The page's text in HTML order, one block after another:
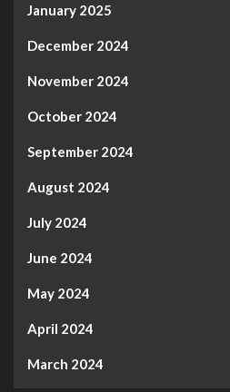
January 2025
December 2024
November 2024
October 2024
September 2024
August 2024
July 2024
June 2024
May 2024
April 2024
March 2024